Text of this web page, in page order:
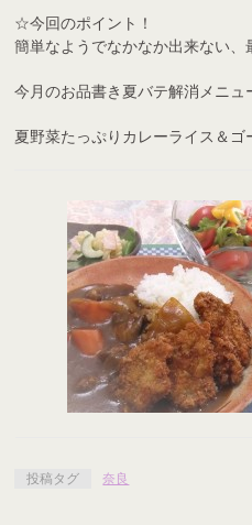
☆今回のポイント！
簡単なようでなかなか出来ない、
今月のお品書き夏バテ解消メニュ
夏野菜たっぷりカレーライス＆
投稿タグ 奈良